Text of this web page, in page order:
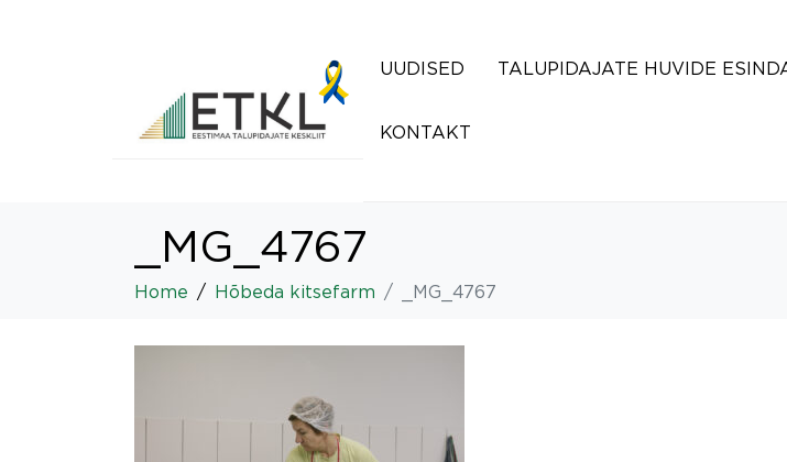
UUDISED TALUPIDAJATE HUVIDE
KONTAKT
_MG_4767
Home Hõbeda kitsefarm _MG_4767